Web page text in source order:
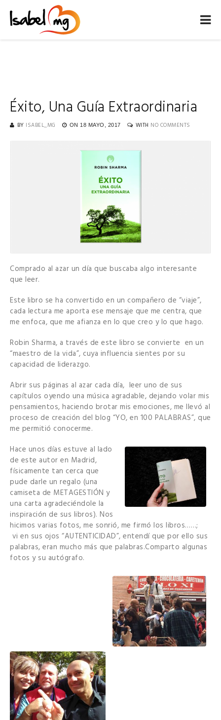
Éxito, Una Guía Extraordinaria
BY ISABEL_MG ON 18 MAYO, 2017 WITH NO COMMENTS
Comprado al azar un día que buscaba algo interesante
que leer.
Este libro se ha convertido en un compañero de “viaje”,
cada lectura me aporta ese mensaje que me centra, que
me enfoca, que me afianza en lo que creo y lo que hago.
Robin Sharma, a través de este libro se convierte en un
“maestro de la vida”, cuya influencia sientes por su
capacidad de liderazgo.
Abrir sus páginas al azar cada día, leer uno de sus
capítulos oyendo una música agradable, dejando volar mis
pensamientos, haciendo brotar mis emociones, me llevó al
proceso de creación del blog “YO, en 100 PALABRAS”, que
me permitió conocerme.
Hace unos días estuve al lado
de este autor en Madrid,
físicamente tan cerca que
pude darle un regalo (una
camiseta de METAGESTIÓN y
una carta agradeciéndole la
inspiración de sus libros). Nos
hicimos varias fotos, me sonrió, me firmó los libros……;
vi en sus ojos “AUTENTICIDAD”, entendí que por ello sus
palabras, eran mucho más que palabras.Comparto algunas
fotos y su autógrafo.